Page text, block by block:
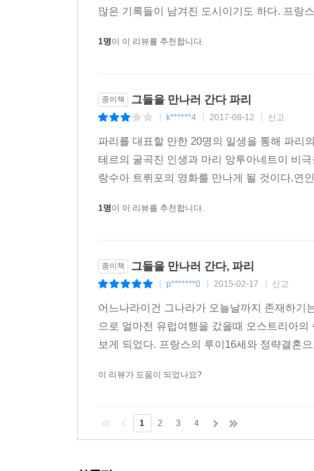
많은 기록들이 남겨진 도시이기도 하다. 프랑
1명이 이 리뷰를 추천합니다.
종이책 그들을 만나러 간다 파리
k******4 2017-08-12 신고
파리를 대표할 만한 20명의 일생을 통해 파리
테르의 굴곡진 인생과 마리 앙투아네트이 비
랑수아 트뤼포의 영화를 만나게 될 것이다.연
1명이 이 리뷰를 추천합니다.
종이책 그들을 만나러 간다, 파리
p*******0 2015-02-17 신고
어느나라이건 그나라가 오늘날까지 존재하기
으로 얼마전 유럽여행을 갔을때 오스트리아
보게 되었다. 프랑스의 루이16세와 정략결혼
이 리뷰가 도움이 되었나요?
1 2 3 4